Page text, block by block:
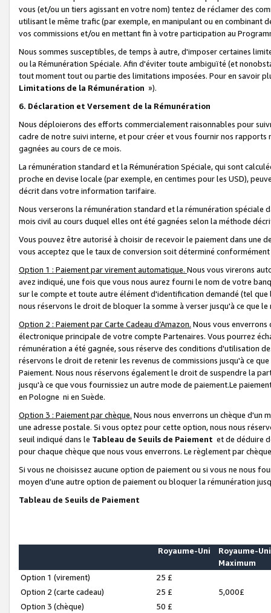
vous (et/ou un tiers agissant en votre nom) tentez de réclamer des
utilisant le même trafic (par exemple, en manipulant ou en combinant
vos commissions et/ou en mettant fin à votre participation au
Nous sommes susceptibles, de temps à autre, d'imposer certaines
ou la Rémunération Spéciale. Afin d'éviter toute ambiguïté (et
tout moment tout ou partie des limitations imposées. Pour en savoir
Limitations de la Rémunération »).
6. Déclaration et Versement de la Rémunération
Nous déploierons des efforts commercialement raisonnables pour
cadre de notre suivi interne, et pour créer et vous fournir nos
gagnées au cours de ce mois.
La rémunération standard et la Rémunération Spéciale, qui sont
proche en devise locale (par exemple, en centimes pour les USD),
décrit dans votre information tarifaire.
Nous verserons la rémunération standard et la rémunération spéciale
mois civil au cours duquel elles ont été gagnées selon la méthode
Vous pouvez être autorisé à choisir de recevoir le paiement dans une
vous acceptez que le taux de conversion soit déterminé
Option 1 : Paiement par virement automatique. Nous vous virerons
avez indiqué, une fois que vous nous aurez fourni le nom de votre
sur le compte et toute autre élément d'identification demandé (tel que
nous réservons le droit de bloquer la somme à verser jusqu'à ce que
Option 2 : Paiement par Carte Cadeau d’Amazon. Nous vous
électronique principale de votre compte Partenaires. Vous pourrez
rémunération a été gagnée, sous réserve des conditions d'utilisation
réservons le droit de retenir les revenus de commissions jusqu'à ce
Paiement. Nous nous réservons également le droit de suspendre la
jusqu'à ce que vous fournissiez un autre mode de paiement.Le
en Pologne ni en Suède.
Option 3 : Paiement par chèque. Nous nous enverrons un chèque d'un
une adresse postale. Si vous optez pour cette option, nous nous
seuil indiqué dans le Tableau de Seuils de Paiement et de déduire
pour chaque chèque que nous vous enverrons. Le règlement par
Si vous ne choisissez aucune option de paiement ou si vous ne nous
moyen d’une autre option de paiement ou bloquer la rémunération
Tableau de Seuils de Paiement
Royaume-Uni
Royaume-Uni
Maximum
Option 1 (virement)
25 £
Option 2 (carte cadeau)
25 £
5,000£
Option 3 (chèque)
50 £